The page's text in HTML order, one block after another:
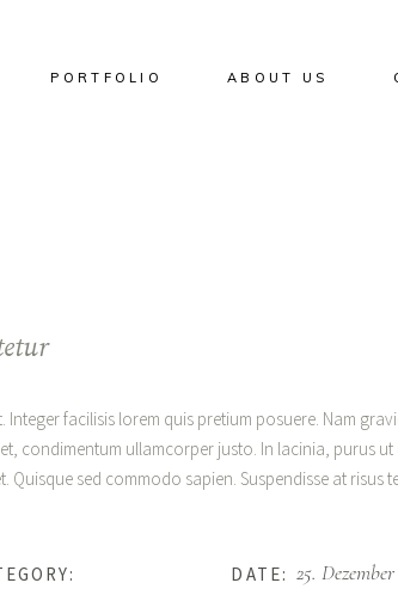
PORTFOLIO ABOUT US
facilisis lorem quis pretium posuere. Nam
condimentum ullamcorper justo. In lacinia, purus
sed commodo sapien. Suspendisse at
DATE: 25. Dezember